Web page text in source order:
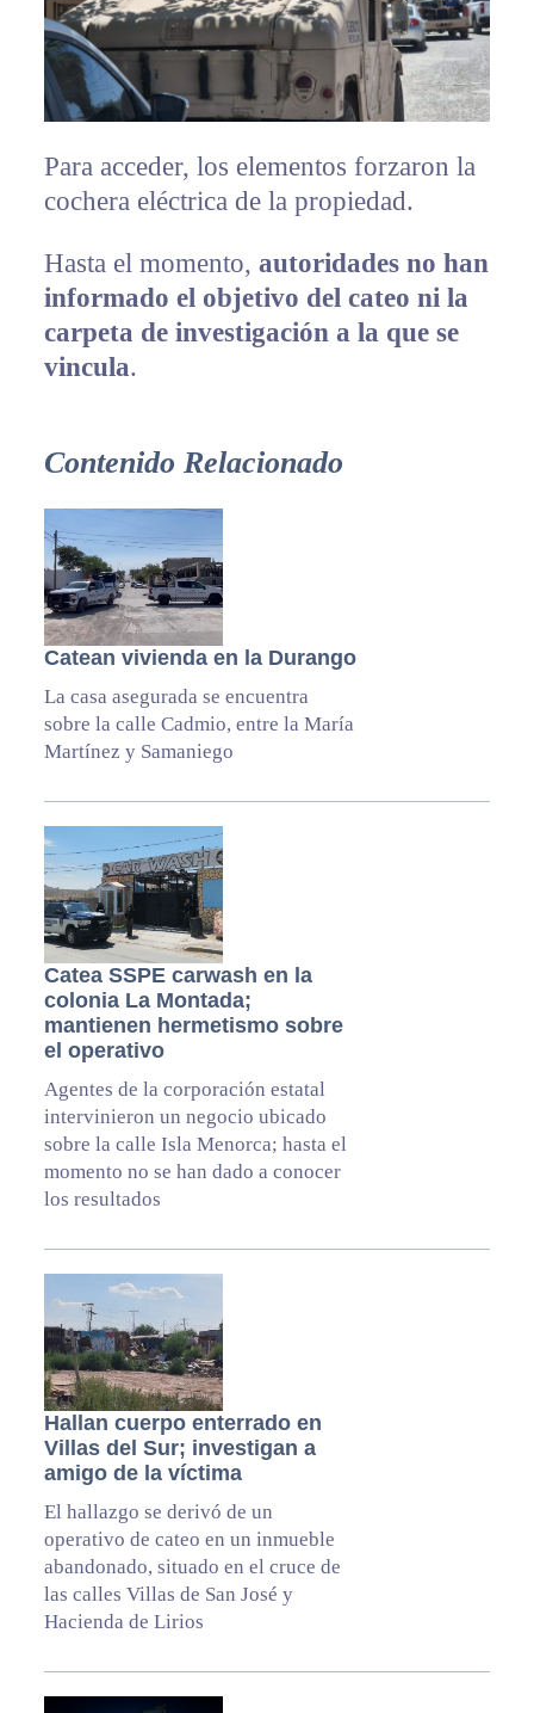
Para acceder, los elementos forzaron la
cochera eléctrica de la propiedad.
Hasta el momento, autoridades no han
informado el objetivo del cateo ni la
carpeta de investigación a la que se
vincula.
Contenido Relacionado
Catean vivienda en la Durango
La casa asegurada se encuentra
sobre la calle Cadmio, entre la María
Martínez y Samaniego
Catea SSPE carwash en la
colonia La Montada;
mantienen hermetismo sobre
el operativo
Agentes de la corporación estatal
intervinieron un negocio ubicado
sobre la calle Isla Menorca; hasta el
momento no se han dado a conocer
los resultados
Hallan cuerpo enterrado en
Villas del Sur; investigan a
amigo de la víctima
El hallazgo se derivó de un
operativo de cateo en un inmueble
abandonado, situado en el cruce de
las calles Villas de San José y
Hacienda de Lirios